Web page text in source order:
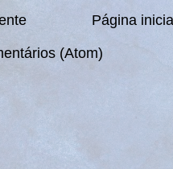
Página
(Atom)